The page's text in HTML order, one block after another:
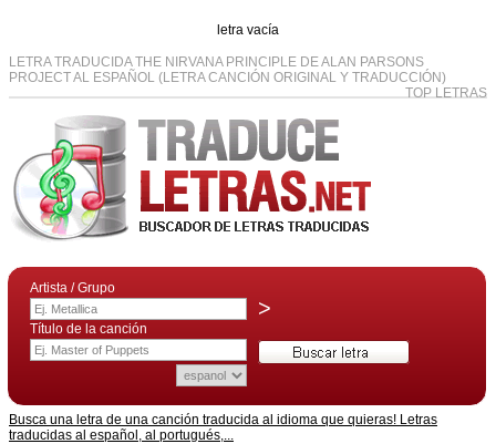
letra vacía
LETRA TRADUCIDA THE NIRVANA PRINCIPLE DE ALAN PARSONS
PROJECT AL ESPAÑOL (LETRA CANCIÓN ORIGINAL Y TRADUCCIÓN)
TOP LETRAS
Artista / Grupo
>
Título de la canción
Busca una letra de una canción traducida al idioma que quieras! Letras
traducidas al español, al portugués,...